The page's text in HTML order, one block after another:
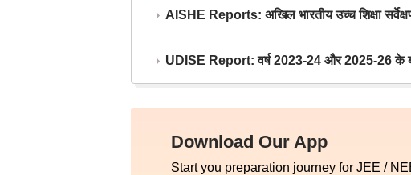
AISHE Reports: अखिल भारतीय उच्च शिक्षा
UDISE Report: वर्ष 2023-24 और 2025-26 के
Download Our App
Start you preparation journey for JEE /